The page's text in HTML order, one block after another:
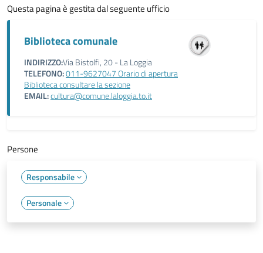
Questa pagina è gestita dal seguente ufficio
Biblioteca comunale
INDIRIZZO:Via Bistolfi, 20 - La Loggia
TELEFONO:011-9627047 Orario di apertura
Biblioteca consultare la sezione
EMAIL:cultura@comune.laloggia.to.it
Persone
Responsabile
Personale